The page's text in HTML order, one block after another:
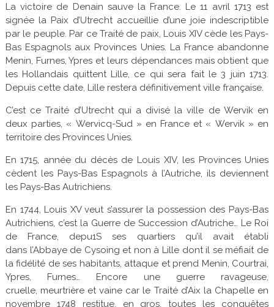
La victoire de Denain sauve la France. Le 11 avril 1713 est
signée la Paix d’Utrecht accueillie d’une joie indescriptible
par le peuple. Par ce Traité de paix, Louis XIV cède les Pays-
Bas Espagnols aux Provinces Unies. La France abandonne
Menin, Furnes, Ypres et leurs dépendances mais obtient que
les Hollandais quittent Lille, ce qui sera fait le 3 juin 1713.
Depuis cette date, Lille restera définitivement ville française.
C’est ce Traité d’Utrecht qui a divisé la ville de Wervik en
deux parties, « Wervicq-Sud » en France et « Wervik » en
territoire des Provinces Unies.
En 1715, année du décès de Louis XIV, les Provinces Unies
cèdent les Pays-Bas Espagnols à l’Autriche, ils deviennent
les Pays-Bas Autrichiens.
En 1744, Louis XV veut s’assurer la possession des Pays-Bas
Autrichiens, c’est la Guerre de Succession d’Autriche… Le Roi
de France, depu1S ses quartiers qu’il avait établi
dans l’Abbaye de Cysoing et non à Lille dont il se méfiait de
la fidélité de ses habitants, attaque et prend Menin, Courtrai,
Ypres, Furnes… Encore une guerre ravageuse,
cruelle, meurtrière et vaine car le Traité d’Aix la Chapelle en
novembre 1748 restitue, en gros, toutes les conquêtes